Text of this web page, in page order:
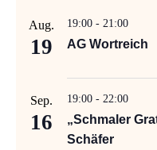
Aug.
19
19:00 - 21:00
AG Wortreich
Sep.
16
19:00 - 22:00
„Schmaler
Schäfer